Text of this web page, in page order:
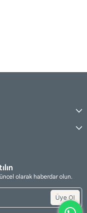
olarak haberdar olun.
Üye Ol